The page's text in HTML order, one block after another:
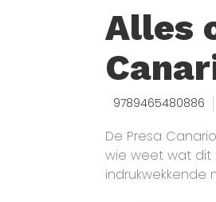
Alles
9789465480886
De Presa
wie weet wat dit
indrukwekkende